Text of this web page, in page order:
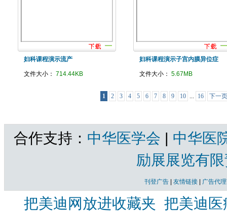
妇科课程演示流产
文件大小： 714.44KB
妇科课程演示子宫内膜异位症
文件大小： 5.67MB
1 2 3 4 5 6 7 8 9 10 ... 16 下一页
合作支持： 中华医学会 | 中华医
励展展览有
刊登广告 友情链接 广告代
把美迪网放进收藏夹 把美迪